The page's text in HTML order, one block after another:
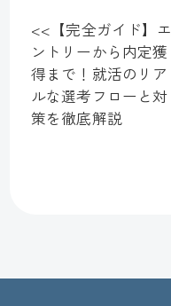
<< 【完全ガイド】エ
ントリーから内定獲
得まで！就活のリア
ルな選考フローと対
策を徹底解説